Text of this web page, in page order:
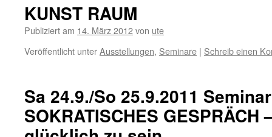
KUNST RAUM
Publiziert am 14. März 2012von ute
Veröffentlicht unterAusstellungen, Seminare | Schreib einen
Sa 24.9./So 25.9.2011
SOKRATISCHES GESPRÄCH